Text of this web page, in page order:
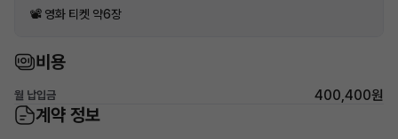
📽 영화 티켓 약6장
비용
월 납입금 400,400원
계약 정보